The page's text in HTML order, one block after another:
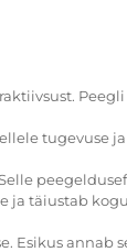
tugevuse
ja täiustab
Esikus annab